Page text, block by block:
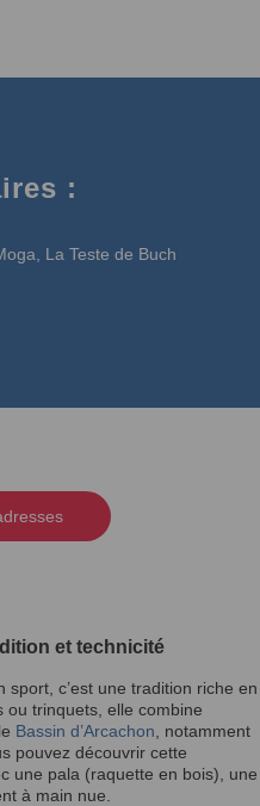
:
La Teste de Buch
et technicité
sport, c’est une tradition riche en
ou trinquets, elle combine
Bassin d’Arcachon , notamment
pouvez découvrir cette
une pala (raquette en bois), une
à main nue.